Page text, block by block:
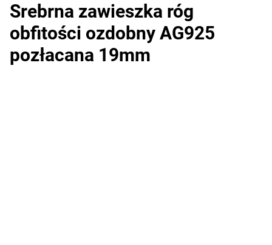
Srebrna zawieszka róg
obfitości ozdobny AG925
pozłacana 19mm